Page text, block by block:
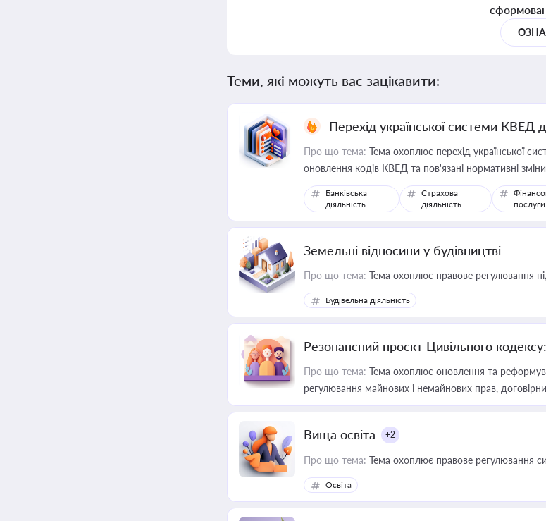
Теми, які можуть вас зацікавити:
Перехід української системи КВЕД
Про що тема: Тема охоплює перехід української
оновлення кодів КВЕД та пов'язані нормативні зміни
Банківська
діяльність
Страхова
діяльність
послуги
Земельні відносини у будівництві
Про що тема: Тема охоплює правове регулювання
Будівельна діяльність
Резонансний проєкт Цивільного кодексу:
Про що тема: Тема охоплює оновлення та
регулювання майнових і немайнових прав,
Вища освіта +2
Про що тема: Тема охоплює правове регулювання
Освіта